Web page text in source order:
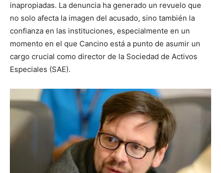
inapropiadas. La denuncia ha generado un revuelo que
no solo afecta la imagen del acusado, sino también la
confianza en las instituciones, especialmente en un
momento en el que Cancino está a punto de asumir un
cargo crucial como director de la Sociedad de Activos
Especiales (SAE).